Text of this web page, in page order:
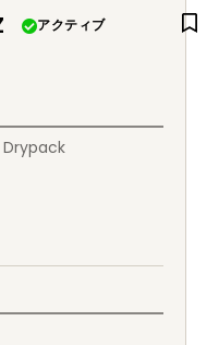
アクティブ
Drypack